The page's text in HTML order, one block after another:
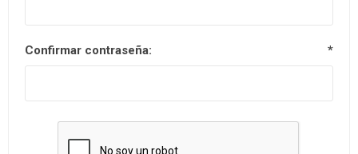
Confirmar contraseña: *